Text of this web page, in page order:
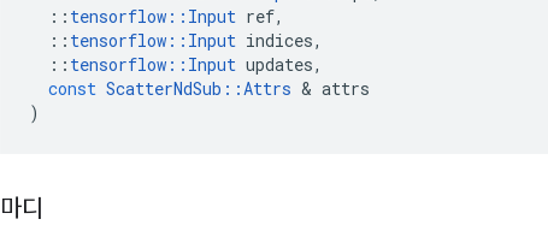
:: tensorflow :: Input ref,
:: tensorflow :: Input indices,
:: tensorflow :: Input updates,
const ScatterNdSub ::Attrs & attrs
)
마디